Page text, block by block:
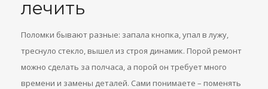
лечить
Поломки бывают разные: запала кнопка, упал в лужу,
треснуло стекло, вышел из строя динамик. Порой ремонт
можно сделать за полчаса, а порой он требует много
времени и замены деталей. Сами понимаете – поменять